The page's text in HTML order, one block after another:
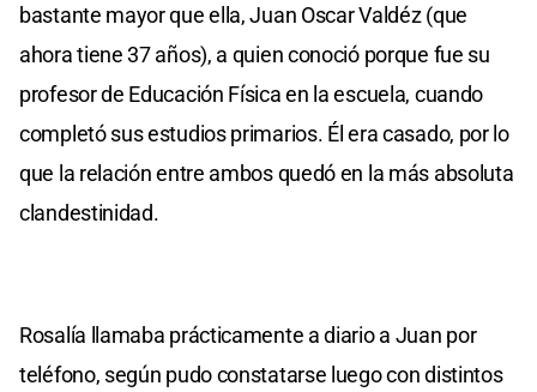
bastante mayor que ella, Juan Oscar Valdéz (que
ahora tiene 37 años), a quien conoció porque fue su
profesor de Educación Física en la escuela, cuando
completó sus estudios primarios. Él era casado, por lo
que la relación entre ambos quedó en la más absoluta
clandestinidad.
Rosalía llamaba prácticamente a diario a Juan por
teléfono, según pudo constatarse luego con distintos